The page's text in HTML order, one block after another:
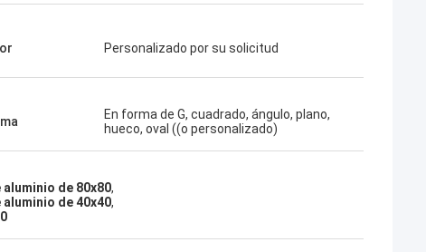
Personalizado por su solicitud
En forma de G, cuadrado, ángulo, plano,
hueco, oval ((o personalizado)
de 80x80,
de 40x40,